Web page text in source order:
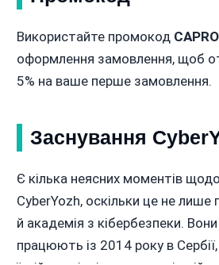
Використайте промокод
оформлення замовлення, щоб
5% на ваше перше замовлення.
Заснування
Є кілька неясних моментів
CyberYozh, оскільки це не лише
й академія з кібербезпеки.
працюють із 2014 року в